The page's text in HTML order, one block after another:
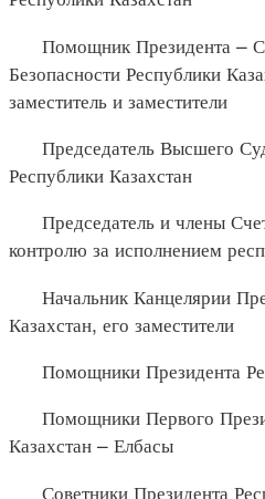
Помощник Президента –
Безопасности Республики
заместитель и заместители
Председатель Высшего
Республики Казахстан
Председатель и члены
контролю за исполнением
Начальник Канцелярии
Казахстан, его заместители
Помощники Президента
Помощники Первого
Казахстан – Елбасы
Советники Президента